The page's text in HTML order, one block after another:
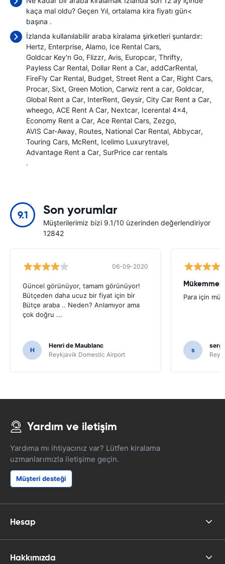
kaça mal oldu? Geçen Yıl, ortalama kira fiyatı gün<
başına .
İzlanda kullanılabilir araba kiralama şirketleri şunlardır:
Hertz Enterprise Alamo Ice Rental Cars
Goldcar Key'n Go Flizzr Avis Europcar Thrifty
Payless Car Rental Dollar Rent a Car addCarRental
FireFly Car Rental Budget Street Rent a Car Right Cars
Procar Sixt Green Motion Carwiz rent a car Goldcar
Global Rent a Car InterRent Geysir City Car Rent a Car
wheego ACE Rent A Car Nextcar Icerental 4x4
Economy Rent a Car Ace Rental Cars Zezgo
AVIS Car-Away Routes National Car Rental Abbycar
Touring Cars McRent Icelimo Luxurytravel
Advantage Rent a Car SurPrice car rentals
.
9.1 Son yorumlar
Müşterilerimiz bizi 9.1/10 üzerinden değerlendiriyor
12842
06-09-2020
Güncel görünüyor, tamam görünüyor!
Bütçeden daha ucuz bir fiyat için bir
Bütçe araba .. Neden? Anlamıyor ama
çok doğru ...
H
Henri de Maublanc
Reykjavik Domestic Airport
Mükemmel
Para için
s
Yardım ve iletişim
Yardıma mı ihtiyacınız var? Lütfen kiralama
uzmanlarımızla iletişime geçin.
Müşteri desteği
Hesap
Hakkımızda